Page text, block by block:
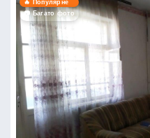
🔥 Популярне
📷 Багато фото